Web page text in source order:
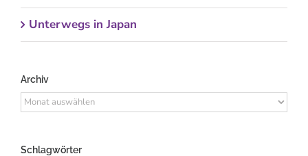
Unterwegs in Japan
Archiv
Archiv
Schlagwörter